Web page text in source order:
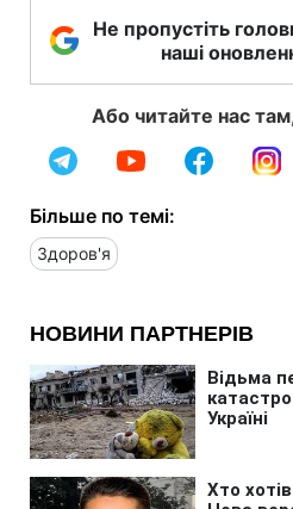
Не пропустіть
наші
Або читайте нас
Більше по темі:
Здоров'я